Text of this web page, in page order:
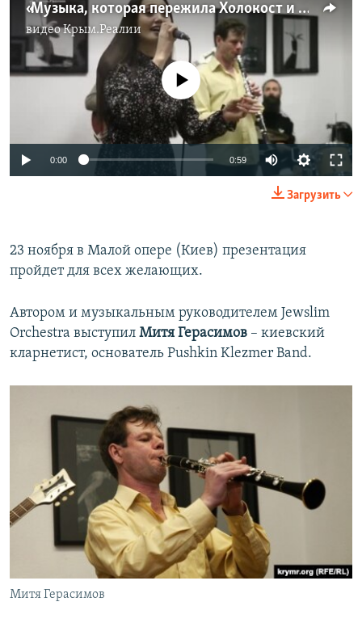
«Музыка, которая пережила Холокост и депортацию» (видео)
видеоКрым.Реалии
No media source currently available
0:00 0:59
Загрузить
23 ноября в Малой опере (Киев) презентация
пройдет для всех желающих.
Автором и музыкальным руководителем Jewslim
Orchestra выступил Митя Герасимов – киевский
кларнетист, основатель Pushkin Klezmer Band.
Митя Герасимов